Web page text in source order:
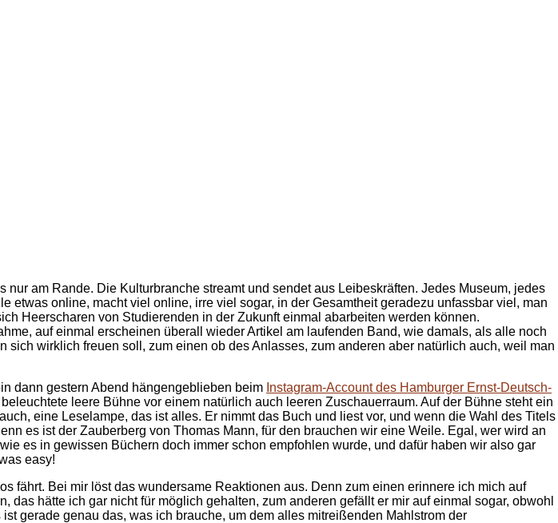
am Rande. Die Kulturbranche streamt und sendet aus Leibeskräften. Jedes Museum, jedes
online, macht viel online, irre viel sogar, in der Gesamtheit geradezu unfassbar viel, man
Heerscharen von Studierenden in der Zukunft einmal abarbeiten werden können.
auf einmal erscheinen überall wieder Artikel am laufenden Band, wie damals, als alle noch
wirklich freuen soll, zum einen ob des Anlasses, zum anderen aber natürlich auch, weil man
dann gestern Abend hängengeblieben beim Instagram-Account des Hamburger Ernst-Deutsch-
leere Bühne vor einem natürlich auch leeren Zuschauerraum. Auf der Bühne steht ein
eine Leselampe, das ist alles. Er nimmt das Buch und liest vor, und wenn die Wahl des Titels
es ist der Zauberberg von Thomas Mann, für den brauchen wir eine Weile. Egal, wer wird an
es in gewissen Büchern doch immer schon empfohlen wurde, und dafür haben wir also gar
easy!
fährt. Bei mir löst das wundersame Reaktionen aus. Denn zum einen erinnere ich mich auf
hätte ich gar nicht für möglich gehalten, zum anderen gefällt er mir auf einmal sogar, obwohl
gerade genau das, was ich brauche, um dem alles mitreißenden Mahlstrom der